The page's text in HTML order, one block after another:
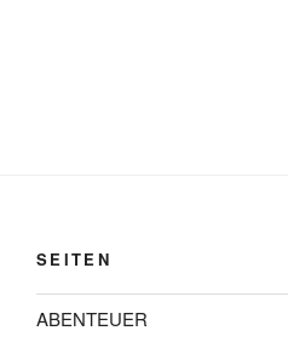
SEITEN
ABENTEUER